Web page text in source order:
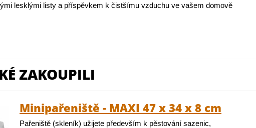
lesklými listy a příspěvkem k čistšímu vzduchu ve vašem domově
ZAKOUPILI
Minipařeniště - MAXI 47 x 34 x 8 cm
Pařeniště (skleník) užijete především k pěstování sazenic,